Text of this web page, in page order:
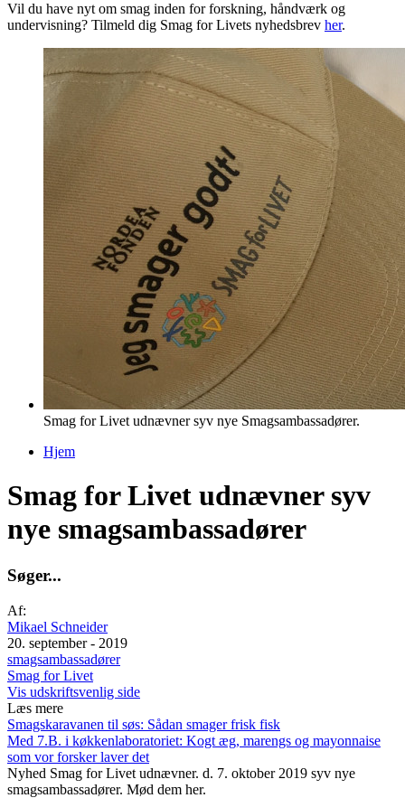
Vil du have nyt om smag inden for forskning, håndværk og
undervisning? Tilmeld dig Smag for Livets nyhedsbrev her.
Smag for Livet udnævner syv nye Smagsambassadører.
Hjem
Smag for Livet udnævner syv
nye smagsambassadører
Søger...
Af:
Mikael Schneider
20. september - 2019
smagsambassadører
Smag for Livet
Vis udskriftsvenlig side
Læs mere
Smagskaravanen til søs: Sådan smager frisk fisk
Med 7.B. i køkkenlaboratoriet: Kogt æg, marengs og mayonnaise
som vor forsker laver det
Nyhed Smag for Livet udnævner. d. 7. oktober 2019 syv nye
smagsambassadører. Mød dem her.